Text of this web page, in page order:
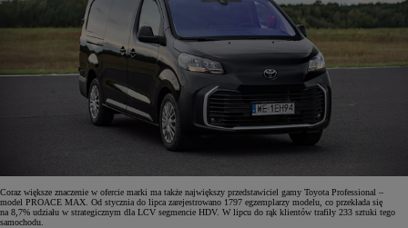
Coraz większe znaczenie w ofercie marki ma także największy przedstawiciel gamy Toyota Professional –
model PROACE MAX. Od stycznia do lipca zarejestrowano 1797 egzemplarzy modelu, co przekłada się
na 8,7% udziału w strategicznym dla LCV segmencie HDV. W lipcu do rąk klientów trafiły 233 sztuki tego
samochodu.